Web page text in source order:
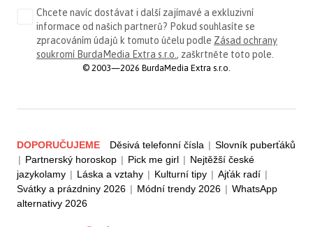
Chcete navíc dostávat i další zajímavé a exkluzivní
informace od našich partnerů? Pokud souhlasíte se
zpracováním údajů k tomuto účelu podle Zásad ochrany
soukromí BurdaMedia Extra s.r.o., zaškrtněte toto pole.
© 2003—2026 BurdaMedia Extra s.r.o.
DOPORUČUJEME Děsivá telefonní čísla | Slovník puberťáků
| Partnerský horoskop | Pick me girl | Nejtěžší české
jazykolamy | Láska a vztahy | Kulturní tipy | Ajťák radí |
Svátky a prázdniny 2026 | Módní trendy 2026 | WhatsApp
alternativy 2026